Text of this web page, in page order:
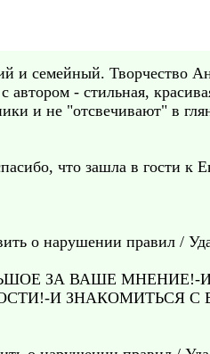
и семейный. Творчество
- стильная,
и не "отсвечивают" в
что зашла в гости к
о нарушении правил /
ЗА ВАШЕ
И